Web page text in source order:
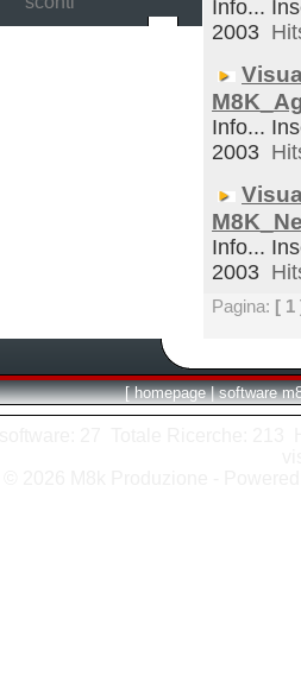
Info...
2003
Info...
2003
Info...
2003
Pagina: [ 1
[ homepage | software